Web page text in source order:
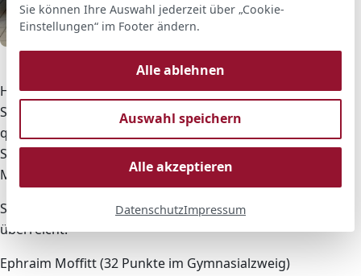
Hierfür haben sich folgende acht Schülerinnen und
Schüler durch ihre Leistungen in der ersten Runde
qualifiziert und wurden am 09.03.22 von der
Schulleiterin, Marianne Kral, und dem Fachsprecher
Mathematik, Matthias Franz, entsprechend geehrt.
Sie erhielten Ihre Urkunden und ein kleines Geschenk
überreicht:
Ephraim Moffitt (32 Punkte im Gymnasialzweig)
Sie können Ihre Auswahl jederzeit über „Cookie-
Einstellungen“ im Footer ändern.
Alle ablehnen
Auswahl speichern
Alle akzeptieren
DatenschutzImpressum